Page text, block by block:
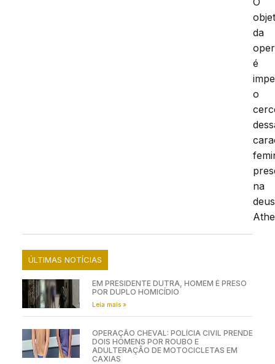
da
é
o
na
ÚLTIMAS NOTÍCIAS
EM PRESIDENTE DUTRA, HOMEM É PRESO
POR DUPLO HOMICÍDIO
Leia mais »
OPERAÇÃO CHEVAL: POLÍCIA CIVIL PRENDE
DOIS HOMENS POR ROUBO E
ADULTERAÇÃO DE MOTOCICLETAS EM
CAXIAS